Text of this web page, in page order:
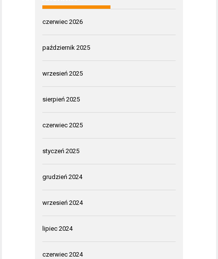
czerwiec 2026
październik 2025
wrzesień 2025
sierpień 2025
czerwiec 2025
styczeń 2025
grudzień 2024
wrzesień 2024
lipiec 2024
czerwiec 2024